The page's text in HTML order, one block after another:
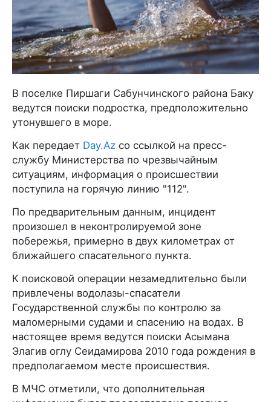
В поселке Пиршаги Сабунчинского района Баку
ведутся поиски подростка, предположительно
утонувшего в море.
Как передает Day.Az со ссылкой на пресс-
службу Министерства по чрезвычайным
ситуациям, информация о происшествии
поступила на горячую линию "112".
По предварительным данным, инцидент
произошел в неконтролируемой зоне
побережья, примерно в двух километрах от
ближайшего спасательного пункта.
К поисковой операции незамедлительно были
привлечены водолазы-спасатели
Государственной службы по контролю за
маломерными судами и спасению на водах. В
настоящее время ведутся поиски Асымана
Элагив оглу Сеидамирова 2010 года рождения в
предполагаемом месте происшествия.
В МЧС отметили, что дополнительная